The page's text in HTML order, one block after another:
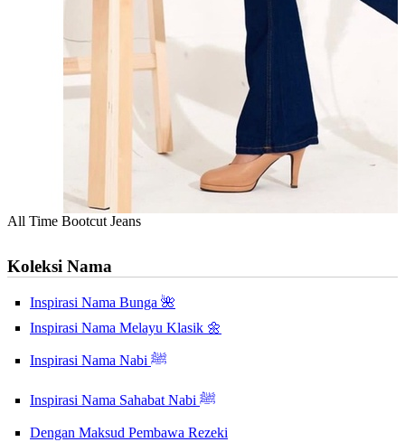
All Time Bootcut Jeans
Koleksi Nama
Inspirasi Nama Bunga 🌺
Inspirasi Nama Melayu Klasik 🌼
Inspirasi Nama Nabi ﷺ
Inspirasi Nama Sahabat Nabi ﷺ
Dengan Maksud Pembawa Rezeki